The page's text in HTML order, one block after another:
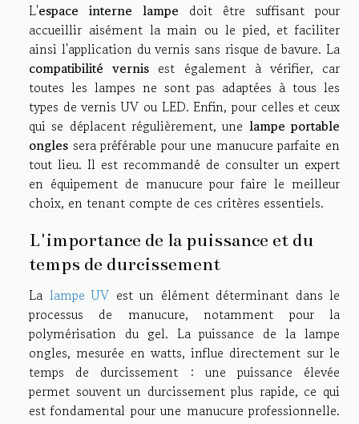
L'espace interne lampe doit être suffisant pour
accueillir aisément la main ou le pied, et faciliter
ainsi l'application du vernis sans risque de bavure. La
compatibilité vernis est également à vérifier, car
toutes les lampes ne sont pas adaptées à tous les
types de vernis UV ou LED. Enfin, pour celles et ceux
qui se déplacent régulièrement, une lampe portable
ongles sera préférable pour une manucure parfaite en
tout lieu. Il est recommandé de consulter un expert
en équipement de manucure pour faire le meilleur
choix, en tenant compte de ces critères essentiels.
L'importance de la puissance et du
temps de durcissement
La lampe UV est un élément déterminant dans le
processus de manucure, notamment pour la
polymérisation du gel. La puissance de la lampe
ongles, mesurée en watts, influe directement sur le
temps de durcissement : une puissance élevée
permet souvent un durcissement plus rapide, ce qui
est fondamental pour une manucure professionnelle.